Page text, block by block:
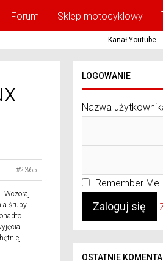
Forum Sklep motocyklowy
Kanał Youtube
#2365
Wczoraj
śruby
LOGOWANIE
Nazwa
Remember Me
OSTATNIE